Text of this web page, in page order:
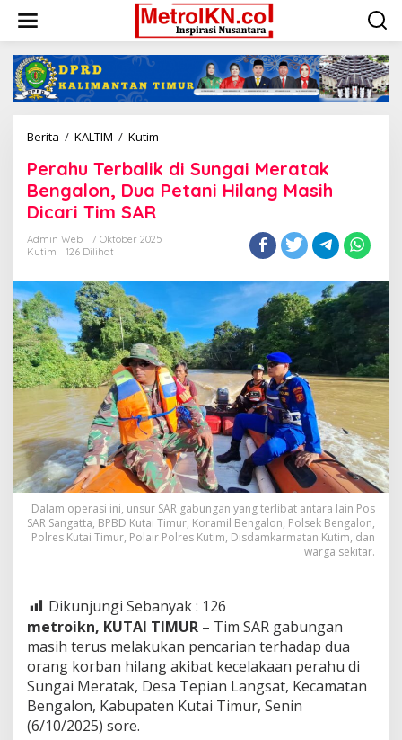
konten
Berita / KALTIM / Kutim
di
Sungai
Meratak
Dua
Masih
Tim
SAR
Perahu Terbalik di Sungai Meratak
Bengalon, Dua Petani Hilang Masih
Dicari Tim SAR
Admin Web
7 Oktober 2025
Kutim
126 Dilihat
Dalam operasi ini, unsur SAR gabungan yang terlibat antara lain Pos
SAR Sangatta, BPBD Kutai Timur, Koramil Bengalon, Polsek Bengalon,
Polres Kutai Timur, Polair Polres Kutim, Disdamkarmatan Kutim, dan
warga sekitar.
Dikunjungi Sebanyak : 126
metroikn, KUTAI TIMUR – Tim SAR gabungan
masih terus melakukan pencarian terhadap dua
orang korban hilang akibat kecelakaan perahu di
Sungai Meratak, Desa Tepian Langsat, Kecamatan
Bengalon, Kabupaten Kutai Timur, Senin
(6/10/2025) sore.